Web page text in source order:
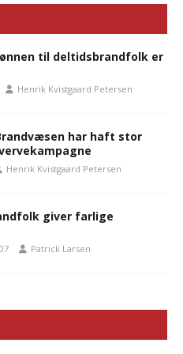
til deltidsbrandfolk er
Henrik Kvistgaard Petersen
har haft stor
Henrik Kvistgaard Petersen
giver farlige
Patrick Larsen